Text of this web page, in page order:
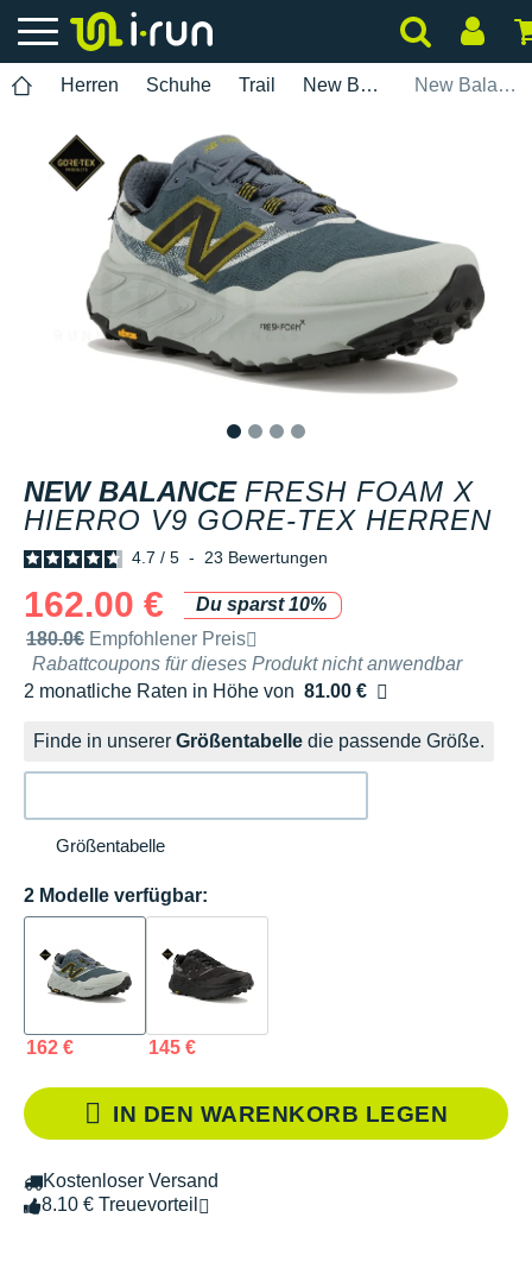
Herren Schuhe Trail New Balance New Balance Fresh Foam X Hierro V9 Gore-Tex Herren
NEW BALANCE FRESH FOAM X
HIERRO V9 GORE-TEX HERREN
4.7 / 5 - 23 Bewertungen
162.00 €
Du sparst 10%
Unverbindliche Preisempfehlung der Marke
180.0€ Empfohlener Preis
Rabattcoupons für dieses Produkt nicht anwendbar
2 monatliche Raten in Höhe von 81.00 €
Ohne Zusatzkosten
Finde in unserer Größentabelle die passende Größe.
Größentabelle
2 Modelle verfügbar:
162 € 145 €
IN DEN WARENKORB LEGEN
Kostenloser Versand
8.10 € Treuevorteil